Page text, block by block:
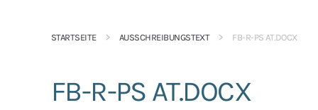
STARTSEITE AUSSCHREIBUNGSTEXT FB-R-PS AT.DOCX
FB-R-PS AT.DOCX